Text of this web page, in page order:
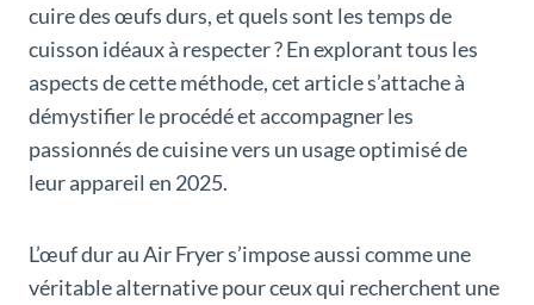
cuire des œufs durs, et quels sont les temps de
cuisson idéaux à respecter ? En explorant tous les
aspects de cette méthode, cet article s’attache à
démystifier le procédé et accompagner les
passionnés de cuisine vers un usage optimisé de
leur appareil en 2025.
L’œuf dur au Air Fryer s’impose aussi comme une
véritable alternative pour ceux qui recherchent une